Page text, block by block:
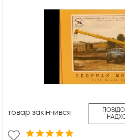
товар закінчився